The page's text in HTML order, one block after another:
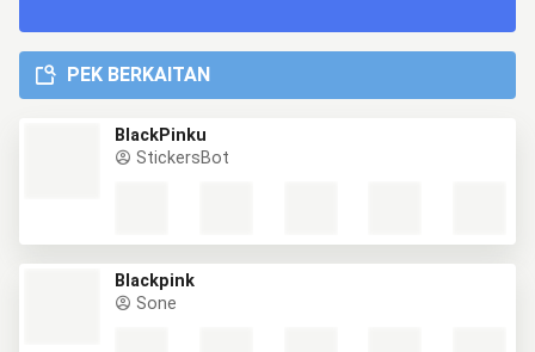
PEK BERKAITAN
BlackPinku
StickersBot
Blackpink
Sone